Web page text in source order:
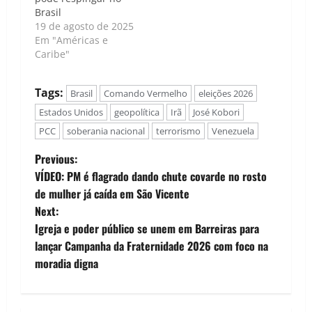
Brasil
19 de agosto de 2025
Em "Américas e
Caribe"
Tags: Brasil Comando Vermelho
eleições 2026
Estados Unidos
geopolítica Irã
José Kobori
PCC
soberania nacional terrorismo Venezuela
P
o
s
t
Previous:
VÍDEO: PM é flagrado dando chute covarde no rosto
de mulher já caída em São Vicente
Next:
Igreja e poder público se unem em Barreiras para
lançar Campanha da Fraternidade 2026 com foco na
moradia digna